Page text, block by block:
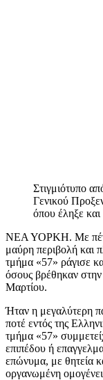
Στιγμιότυπο
Γενικού
όπου έληξε
ΝΕΑ ΥΟΡΚΗ. Με
μαύρη περιβολή και
τμήμα «57» ράγισε
όσους βρέθηκαν
Μαρτίου.
Ήταν η μεγαλύτερη
ποτέ εντός της
τμήμα «57»
επιπέδου ή
επώνυμα, με θητεία
οργανωμένη